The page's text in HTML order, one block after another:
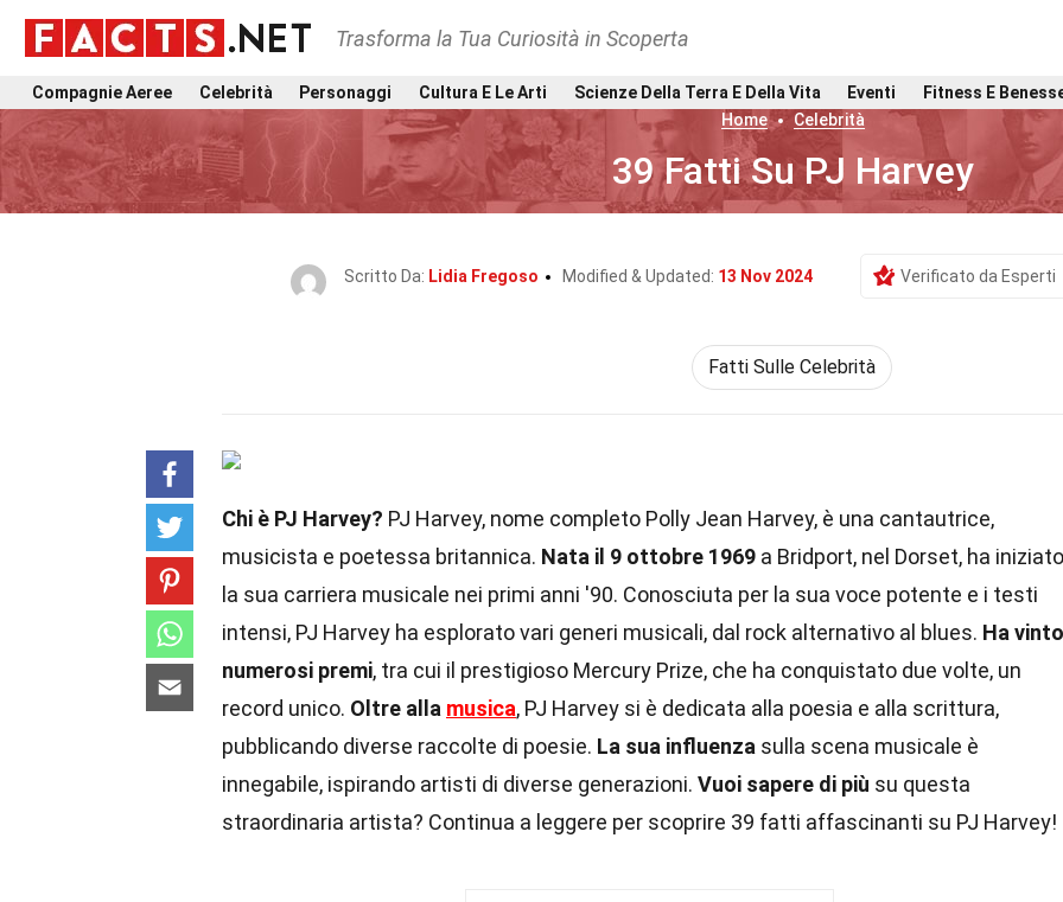
Trasforma la Tua Curiosità in Scoperta
Compagnie Aeree Celebrità Personaggi Cultura E Le Arti Scienze Della Terra E Della Vita Eventi
Fitness E
Home
Celebrità
39 Fatti Su PJ Harvey
Scritto Da: Lidia Fregoso Modified & Updated: 13 Nov 2024 Verificato da Esperti
Fatti Sulle Celebrità
Chi è PJ Harvey? PJ Harvey, nome completo Polly Jean Harvey, è una cantautrice,
musicista e poetessa britannica. Nata il 9 ottobre 1969 a Bridport, nel Dorset, ha iniziato
la sua carriera musicale nei primi anni '90. Conosciuta per la sua voce potente e i testi
intensi, PJ Harvey ha esplorato vari generi musicali, dal rock alternativo al blues. Ha vinto
numerosi premi, tra cui il prestigioso Mercury Prize, che ha conquistato due volte, un
record unico. Oltre alla musica, PJ Harvey si è dedicata alla poesia e alla scrittura,
pubblicando diverse raccolte di poesie. La sua influenza sulla scena musicale è
innegabile, ispirando artisti di diverse generazioni. Vuoi sapere di più su questa
straordinaria artista? Continua a leggere per scoprire 39 fatti affascinanti su PJ Harvey!